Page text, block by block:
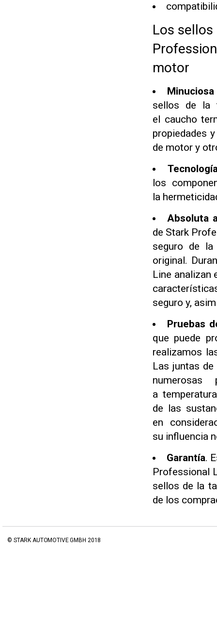
Los
motor
sellos de la
el caucho
propiedades
de motor y
los
la
Absoluta
de Stark
seguro de
original.
Line analizan
seguro y,
Pruebas
que puede
realizamos
Las juntas
a
de las
en
su influencia
Garantía.
Professional
sellos de la
de los
© STARK AUTOMOTIVE GMBH 2018